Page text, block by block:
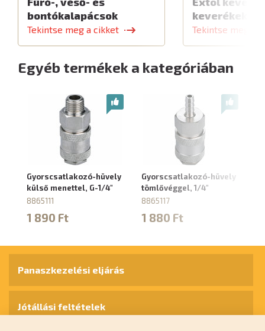
bontókalapácsok
Tekintse meg a cikket Tekintse meg a
Egyéb termékek a kategóriában
Gyorscsatlakozó-hüvely
külső menettel, G-1/4"
8865111
1 890 Ft
Gyorscsatlakozó-hüvely
tömlővéggel, 1/4"
8865117
1 880 Ft
Panaszkezelési eljárás
Jótállási feltételek